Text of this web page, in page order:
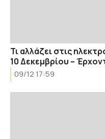
Τι αλλάζει στις
10 Δεκεμβρίου –
09/12 17:59